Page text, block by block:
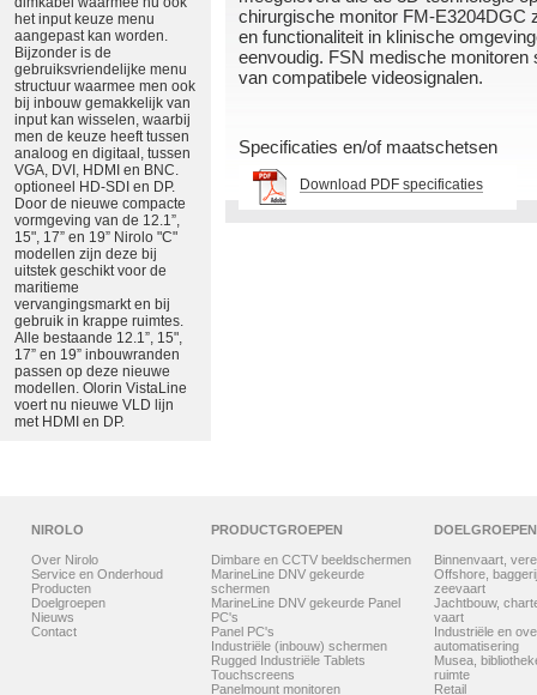
het input keuze menu
aangepast kan worden.
Bijzonder is de
gebruiksvriendelijke menu
structuur waarmee men ook
bij inbouw gemakkelijk van
input kan wisselen, waarbij
men de keuze heeft tussen
analoog en digitaal, tussen
VGA, DVI, HDMI en BNC.
optioneel HD-SDI en DP.
Door de nieuwe compacte
vormgeving van de 12.1”,
15", 17” en 19” Nirolo "C"
modellen zijn deze bij
uitstek geschikt voor de
maritieme
vervangingsmarkt en bij
gebruik in krappe ruimtes.
Alle bestaande 12.1”, 15",
17” en 19” inbouwranden
passen op deze nieuwe
modellen. Olorin VistaLine
voert nu nieuwe VLD lijn
met HDMI en DP.
chirurgische monitor FM-E3204DGC
en functionaliteit in klinische
eenvoudig. FSN medische
van compatibele videosignalen.
Specificaties en/of maatschetsen
Download PDF specificaties
NIROLO
Over Nirolo
Service en Onderhoud
Producten
Doelgroepen
Nieuws
Contact
PRODUCTGROEPEN
Dimbare en CCTV beeldschermen
MarineLine DNV gekeurde
schermen
MarineLine DNV gekeurde Panel
PC's
Panel PC's
Industriële (inbouw) schermen
Rugged Industriële Tablets
Touchscreens
Panelmount monitoren
DOELGROEPEN
Binnenvaart,
Offshore,
zeevaart
Jachtbouw,
vaart
Industriële en
automatisering
Musea,
ruimte
Retail